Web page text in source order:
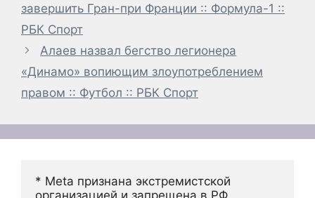
завершить Гран-при Франции :: Формула-1 ::
РБК Спорт
Алаев назвал бегство легионера
«Динамо» вопиющим злоупотреблением
правом :: Футбол :: РБК Спорт
* Meta признана экстремистской
организацией и запрещена в РФ